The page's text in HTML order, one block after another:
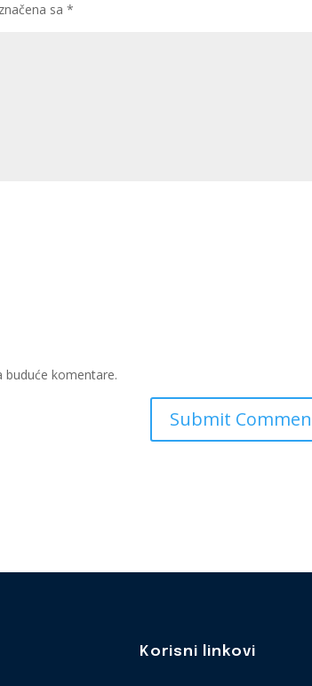
sa*
komentare.
Korisni linkovi